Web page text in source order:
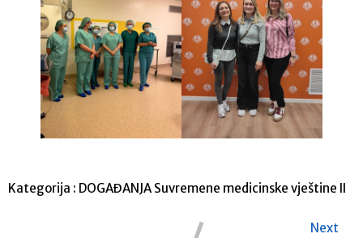
Kategorija : DOGAĐANJA Suvremene medicinske vještine II
Next